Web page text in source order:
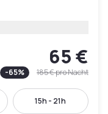
65 €
-65% 185 €pro Nacht
15h - 21h